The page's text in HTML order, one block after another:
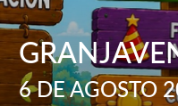
TERRAZA
15 DE